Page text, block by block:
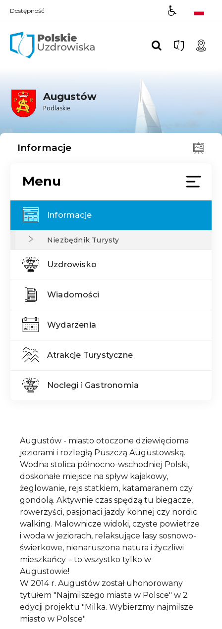
Dostępność
Augustów
Podlaskie
Informacje
Menu
Informacje
Niezbędnik Turysty
Uzdrowisko
Wiadomości
Wydarzenia
Atrakcje Turystyczne
Noclegi i Gastronomia
Treść
Augustów - miasto otoczone dziewięcioma
jeziorami i rozległą Puszczą Augustowską.
Wodna stolica północno-wschodniej Polski,
doskonałe miejsce na spływ kajakowy,
żeglowanie, rejs statkiem, katamaranem czy
gondolą. Aktywnie czas spędzą tu biegacze,
rowerzyści, pasjonaci jazdy konnej czy nordic
walking. Malownicze widoki, czyste powietrze
i woda w jeziorach, relaksujące lasy sosnowo-
świerkowe, nienaruszona natura i życzliwi
mieszkańcy – to wszystko tylko w
Augustowie!
W 2014 r. Augustów został uhonorowany
tytułem "Najmilszego miasta w Polsce" w 2
edycji projektu "Milka. Wybierzmy najmilsze
miasto w Polsce".